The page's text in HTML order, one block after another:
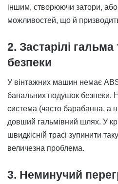
іншим, створюючи затори,
можливостей, що й
2. Застарілі
безпеки
У вінтажних машин немає
банальних подушок безпеки.
система (часто барабанна, а
довший гальмівний шлях. У
швидкісній трасі зупинити
величезна проблема.
3. Неминучий